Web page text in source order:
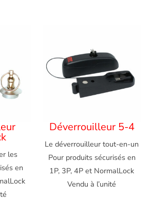
les
en
Déverrouilleur 5-4
Le déverrouilleur tout-en-un
Pour produits sécurisés en
1P, 3P, 4P et NormalLock
Vendu à l’unité